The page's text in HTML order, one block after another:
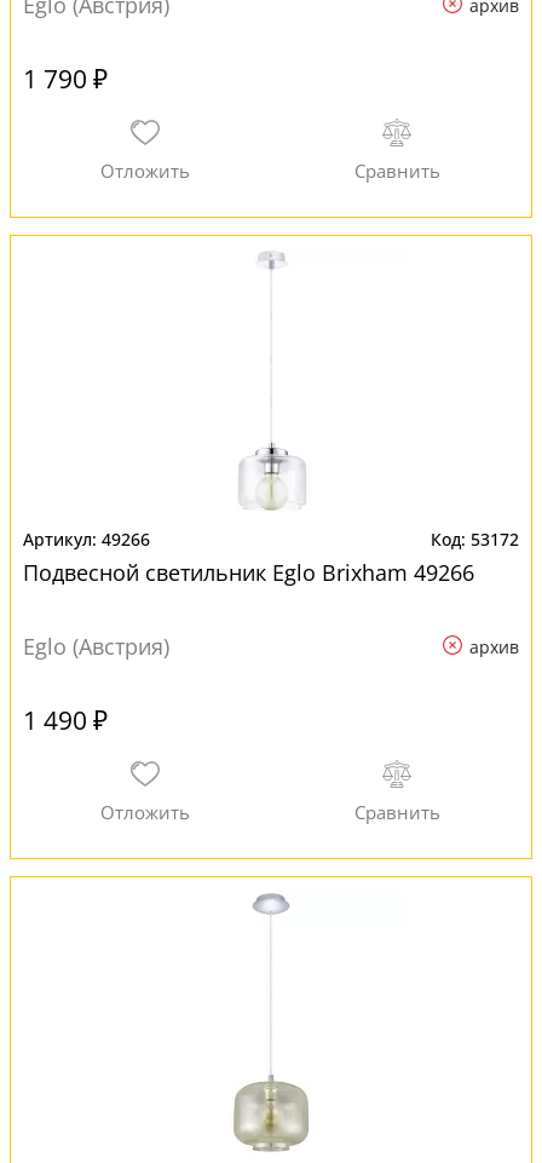
архив
1 790 ₽
49266 53172
Подвесной светильник Eglo Brixham 49266
Eglo (Австрия) архив
1 490 ₽